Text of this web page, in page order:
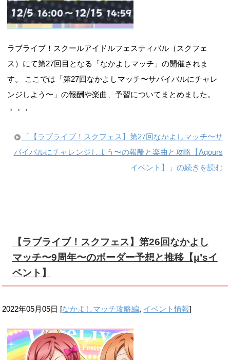
ラブライブ！スクールアイドルフェスティバル（スクフェ
ス）にて第27回目となる「なかよしマッチ」の開催されま
す。 ここでは「第27回なかよしマッチ〜サバイバルにチャレ
ンジしよう〜」の報酬や楽曲、予習についてまとめました。
・・・
「【ラブライブ！スクフェス】第27回なかよしマッチ〜サ
バイバルにチャレンジしよう〜の報酬と楽曲と攻略【Aqours
イベント】」の続きを読む
【ラブライブ！スクフェス】第26回なかよし
マッチ〜9周年〜のボーダー予想と推移【μ’sイ
ベント】
2022年05月05日 [なかよしマッチ攻略編, イベント情報]